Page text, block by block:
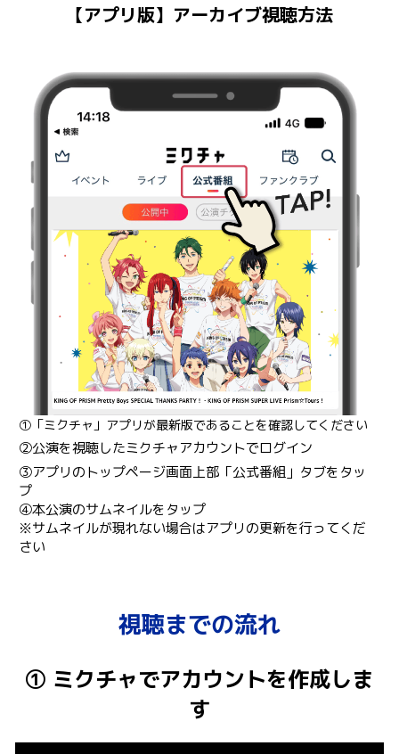
【アプリ版】アーカイブ視聴方法
①「ミクチャ」アプリが最新版であることを確認してください
②公演を視聴したミクチャアカウントでログイン
③アプリのトップページ画面上部「公式番組」タブをタッ
プ
④本公演のサムネイルをタップ
※サムネイルが現れない場合はアプリの更新を行ってくだ
さい
視聴までの流れ
① ミクチャでアカウントを作成しま
す